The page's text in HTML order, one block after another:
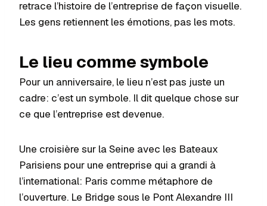
retrace l’histoire de l’entreprise de façon visuelle.
Les gens retiennent les émotions, pas les mots.
Le lieu comme symbole
Pour un anniversaire, le lieu n’est pas juste un
cadre: c’est un symbole. Il dit quelque chose sur
ce que l’entreprise est devenue.
Une croisière sur la Seine avec les Bateaux
Parisiens pour une entreprise qui a grandi à
l’international: Paris comme métaphore de
l’ouverture. Le Bridge sous le Pont Alexandre III